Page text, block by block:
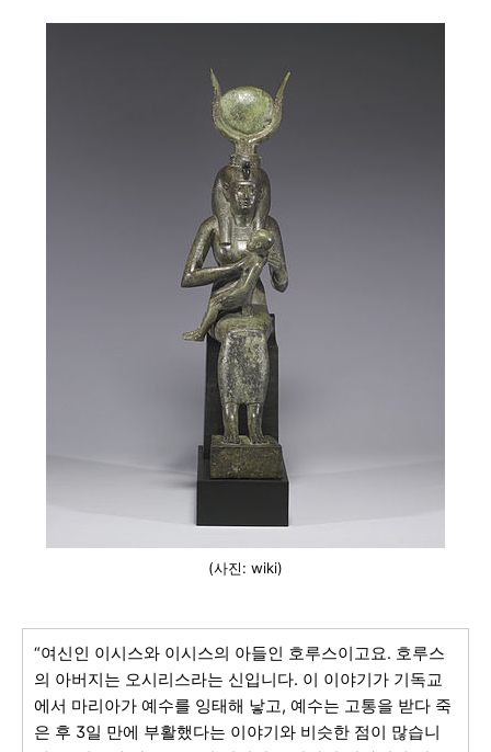
(사진: wiki)
“여신인 이시스와 이시스의 아들인 호루스이고요. 호루스
의 아버지는 오시리스라는 신입니다. 이 이야기가 기독교
에서 마리아가 예수를 잉태해 낳고, 예수는 고통을 받다 죽
은 후 3일 만에 부활했다는 이야기와 비슷한 점이 많습니